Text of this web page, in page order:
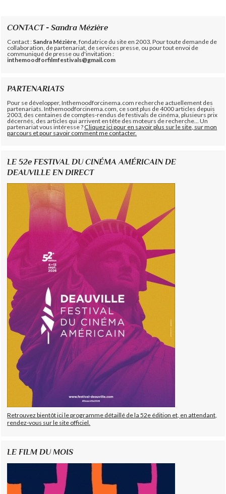
CONTACT - Sandra Mézière
Contact : Sandra Mézière , fondatrice du site en 2003. Pour toute demande de
collaboration, de partenariat, de services presse, ou pour tout envoi de
communiqué de presse ou d'invitation :
inthemoodforfilmfestivals@gmail.com
PARTENARIATS
Pour se développer, Inthemoodforcinema.com recherche actuellement des
partenariats. Inthemoodforcinema.com, ce sont plus de 4000 articles depuis
2003, des centaines de comptes-rendus de festivals de cinéma, plusieurs prix
décernés, des articles qui arrivent en tête des moteurs de recherche... Un
partenariat vous intéresse ?Cliquez ici pour en savoir plus sur le site, sur mon
parcours et pour savoir comment me contacter.
LE 52e FESTIVAL DU CINÉMA AMÉRICAIN DE
DEAUVILLE EN DIRECT
Retrouvez bientôt ici le programme détaillé de la 52e édition et, en attendant,
rendez-vous sur le site officiel.
LE FILM DU MOIS